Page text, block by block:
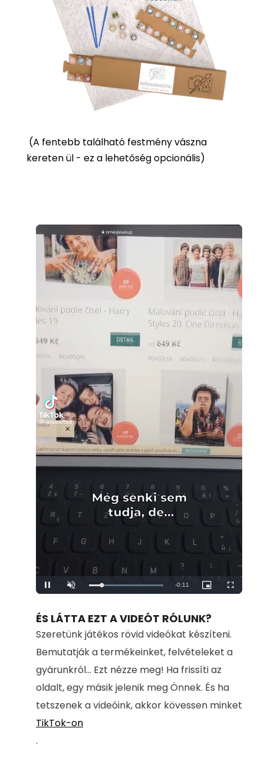
(A fentebb található festmény vászna
kereten ül - ez a lehetőség opcionális)
Pause Unmute Loaded:
100.00%
Remaining
-0:11
Picture-
in-
Fullscreen
ÉS LÁTTA EZT A VIDEÓT RÓLUNK?
Szeretünk játékos rövid videókat készíteni.
Bemutatják a termékeinket, felvételeket a
gyárunkról... Ezt nézze meg! Ha frissíti az
oldalt, egy másik jelenik meg Önnek. És ha
tetszenek a videóink, akkor kövessen minket
TikTok-on
.